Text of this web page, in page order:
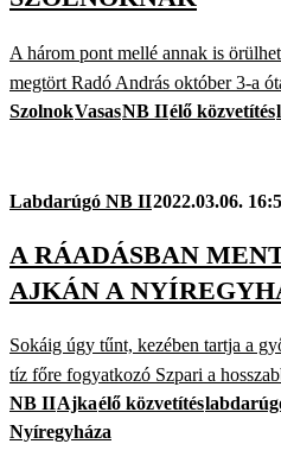
A három pont mellé annak is
megtört Radó András október 3-a
SzolnokVasasNB IIélő közvetítés
Labdarúgó NB II2022.03.06.
A RÁADÁSBAN
AJKÁN A
Sokáig úgy tűnt, kezében tartja a
tíz főre fogyatkozó Szpari a
NB IIAjkaélő közvetítés
Nyíregyháza